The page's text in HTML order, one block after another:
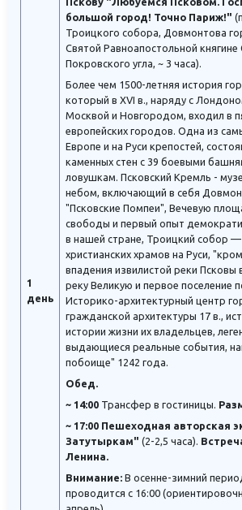
1
день
большой город! Точно Париж!"
Троицкого собора, Довмонтова
Святой Равноапостольной княгине
Покровского угла, ~ 3 часа).
Более чем 1500-летняя история
который в XVI в., наряду с
Москвой и Новгородом, входил в
европейских городов. Одна из
Европе и на Руси крепостей,
каменных стен с 39 боевыми
ловушкам. Псковский Кремль -
небом, включающий в себя
"Псковские Помпеи", Вечевую
свободы и первый опыт
в нашей стране, Троицкий собор
христианских храмов на Руси,
впадения извилистой реки Псковы
реку Великую и первое поселение
Историко-архитектурный центр
гражданской архитектуры 17 в.,
истории жизни их владельцев,
выдающиеся реальные события,
побоище" 1242 года.
Обед.
~ 14:00 Трансфер в гостиницы.
~ 17:00 Пешеходная авторская
Затутыркам" (2-2,5 часа).
Ленина.
Внимание: В осенне-зимний
проводится с 16:00